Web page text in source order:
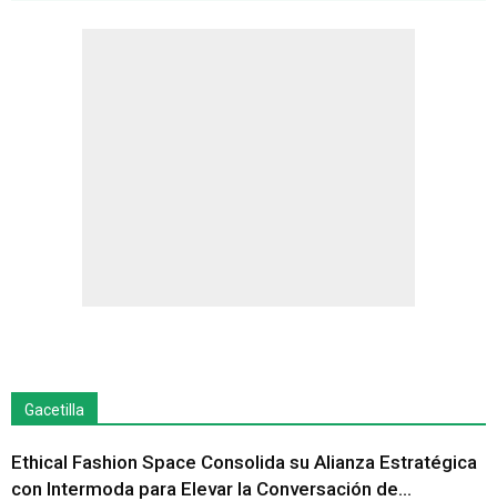
Gacetilla
Ethical Fashion Space Consolida su Alianza Estratégica
con Intermoda para Elevar la Conversación de...